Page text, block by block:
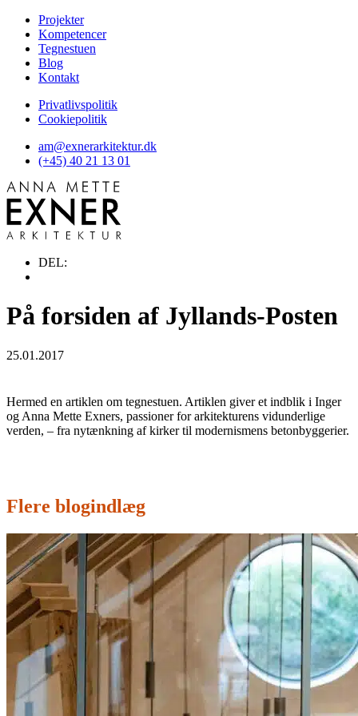
Projekter
Kompetencer
Tegnestuen
Blog
Kontakt
Privatlivspolitik
Cookiepolitik
am@exnerarkitektur.dk
(+45) 40 21 13 01
DEL:
På forsiden af Jyllands-Posten
25.01.2017
Hermed en artiklen om tegnestuen. Artiklen giver et indblik i Inger
og Anna Mette Exners, passioner for arkitekturens vidunderlige
verden, – fra nytænkning af kirker til modernismens betonbyggerier.
Flere blogindlæg